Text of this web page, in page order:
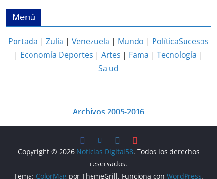
Menú
Portada | Zulia | Venezuela | Mundo | PolíticaSucesos
| Economía Deportes | Artes | Fama | Tecnología |
Salud
Archivos 2005-2016
Copyright © 2026 Noticias Digital58. Todos los derechos
reservados.
Tema: ColorMagpor ThemeGrill. Funciona con WordPress.